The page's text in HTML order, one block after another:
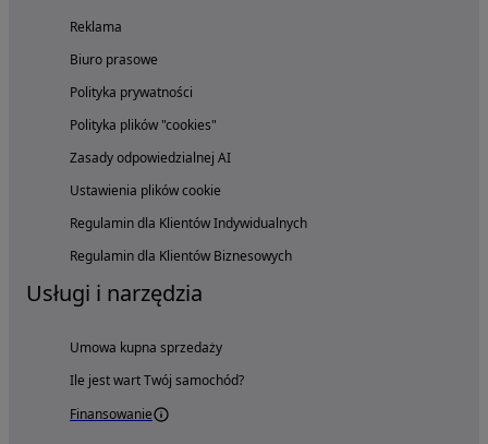
Reklama
Biuro prasowe
Polityka prywatności
Polityka plików "cookies"
Zasady odpowiedzialnej AI
Ustawienia plików cookie
Regulamin dla Klientów Indywidualnych
Regulamin dla Klientów Biznesowych
Usługi i narzędzia
Umowa kupna sprzedaży
Ile jest wart Twój samochód?
Finansowanie